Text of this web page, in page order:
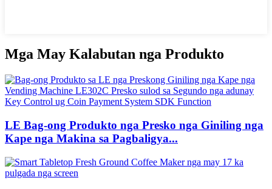
Mga May Kalabutan nga Produkto
LE Bag-ong Produkto nga Presko nga Giniling nga
Kape nga Makina sa Pagbaligya...